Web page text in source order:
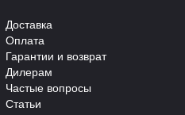
Доставка
Оплата
Гарантии и возврат
Дилерам
Частые вопросы
Статьи